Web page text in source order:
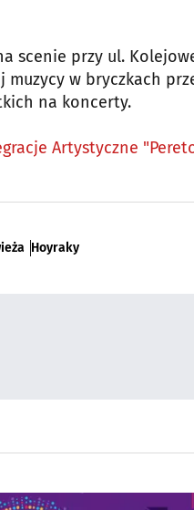
scenie przy ul.
w bryczkach
na koncerty.
Artystyczne
Hoyraky